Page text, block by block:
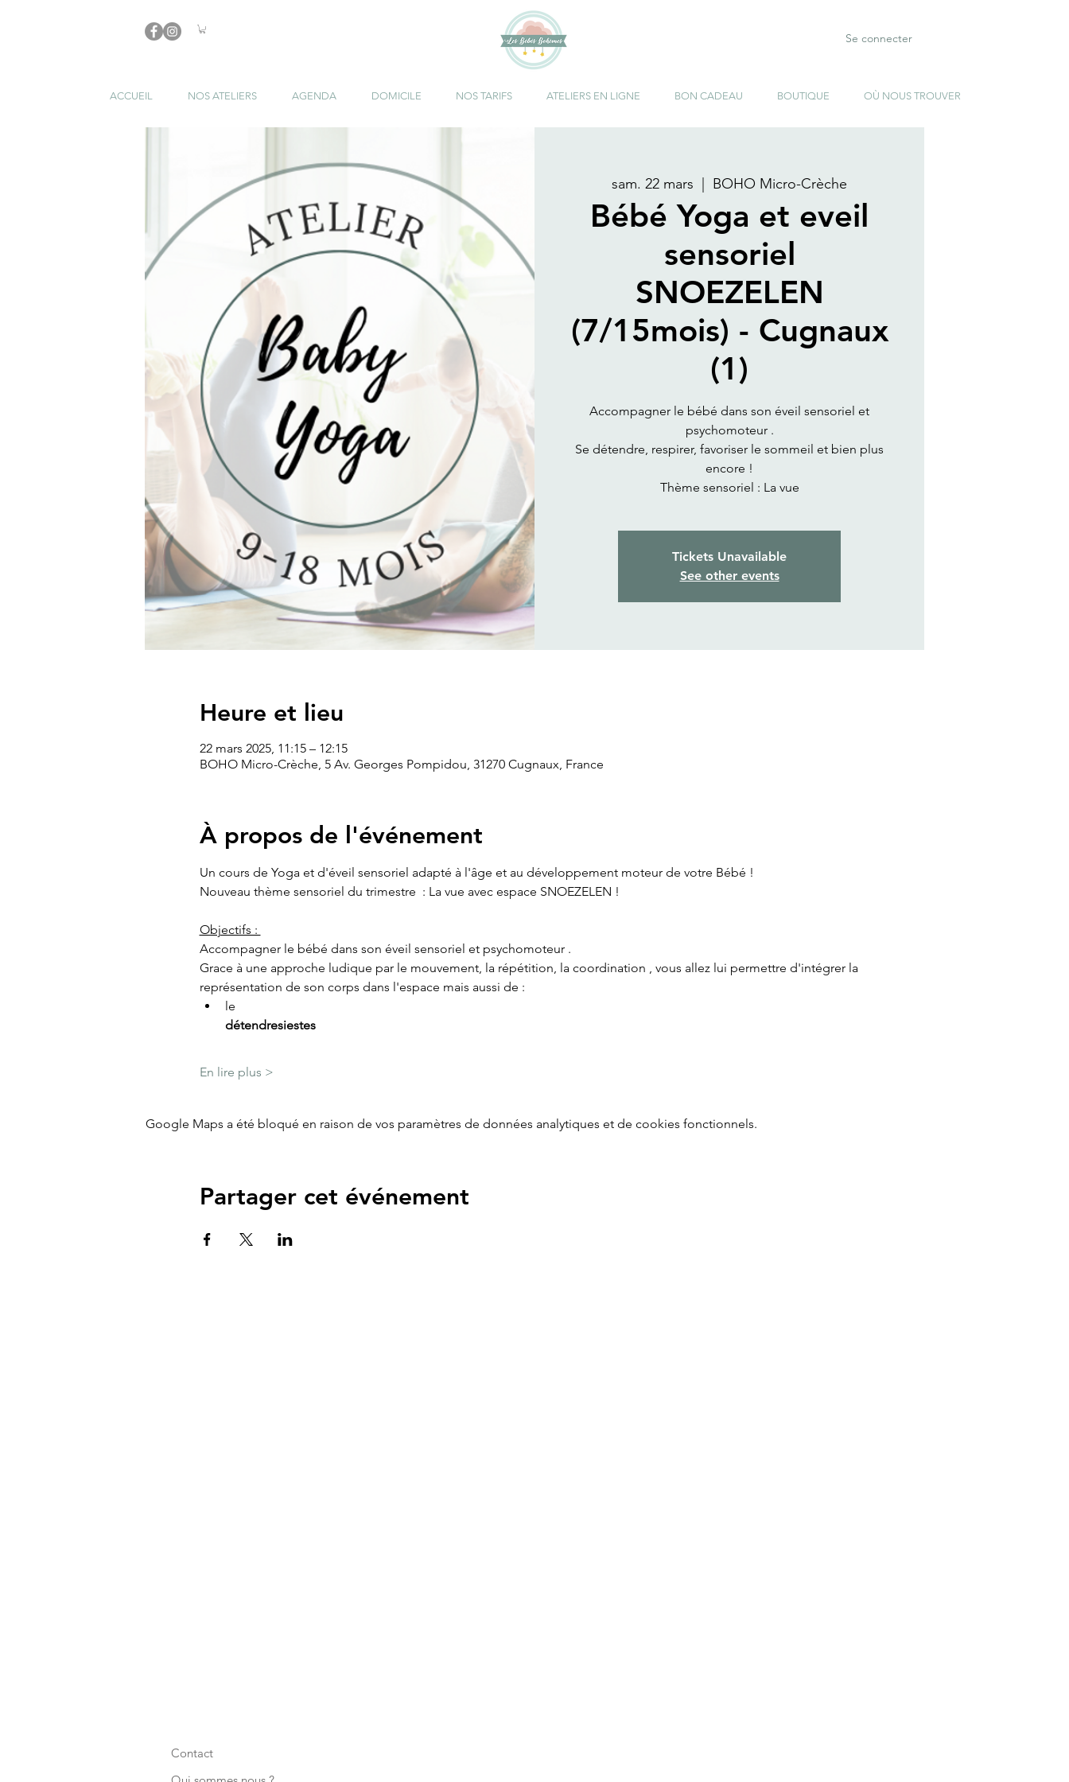
Se connecter
ACCUEIL NOS ATELIERS AGENDA DOMICILE NOS TARIFS ATELIERS EN LIGNE BON CADEAU BOUTIQUE OÙ NOUS TROUVER
sam. 22 mars BOHO Micro-Crèche
Bébé Yoga et eveil
sensoriel
SNOEZELEN
(7/15mois) - Cugnaux
(1)
Accompagner le bébé dans son éveil sensoriel et
psychomoteur .
Se détendre, respirer, favoriser le sommeil et bien plus
encore !
Thème sensoriel : La vue
Tickets Unavailable
See other events
Heure et lieu
22 mars 2025, 11:15 – 12:15
BOHO Micro-Crèche, 5 Av. Georges Pompidou, 31270 Cugnaux, France
À propos de l'événement
Un cours de Yoga et d'éveil sensoriel adapté à l'âge et au développement moteur de votre Bébé !
Nouveau thème sensoriel du trimestre  : La vue avec espace SNOEZELEN !
Objectifs :
Accompagner le bébé dans son éveil sensoriel et psychomoteur .
Grace à une approche ludique par le mouvement, la répétition, la coordination , vous allez lui permettre d'intégrer la
représentation de son corps dans l'espace mais aussi de :
le
détendresiestes
En lire plus >
Google Maps a été bloqué en raison de vos paramètres de données analytiques et de cookies fonctionnels.
Partager cet événement
Contact